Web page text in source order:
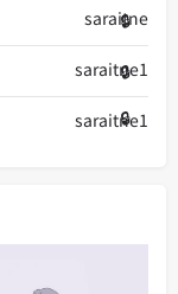
saraitne
saraitne1
saraitne1